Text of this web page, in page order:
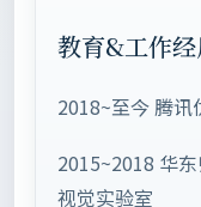
教育&工作
2018~至今 腾讯
2015~2018 华
视觉实验室